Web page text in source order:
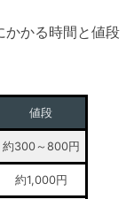
かかる時間と値段
値段
約300～800円
約1,000円